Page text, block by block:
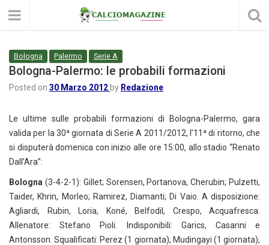
Bologna Palermo Serie A
Bologna-Palermo: le probabili formazioni
Posted on 30 Marzo 2012 by Redazione
Le ultime sulle probabili formazioni di Bologna-Palermo, gara
valida per la 30ª giornata di Serie A 2011/2012, l’11ª di ritorno, che
si disputerà domenica con inizio alle ore 15:00, allo stadio “Renato
Dall’Ara”:
Bologna (3-4-2-1): Gillet; Sorensen, Portanova, Cherubin; Pulzetti,
Taider, Khrin, Morleo; Ramirez, Diamanti; Di Vaio. A disposizione:
Agliardi, Rubin, Loria, Koné, Belfodil, Crespo, Acquafresca.
Allenatore: Stefano Pioli. Indisponibili: Garics, Casarini e
Antonsson. Squalificati: Perez (1 giornata), Mudingayi (1 giornata),